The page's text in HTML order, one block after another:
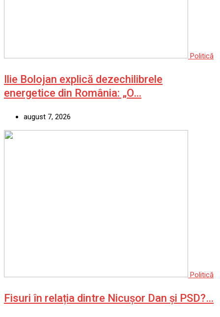
Politică
Ilie Bolojan explică dezechilibrele
energetice din România: „O…
august 7, 2026
Politică
Fisuri în relația dintre Nicușor Dan și PSD?…